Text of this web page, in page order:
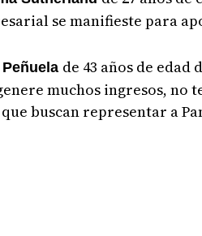
se manifieste para
de 43 años de edad
muchos ingresos, no
buscan representar a